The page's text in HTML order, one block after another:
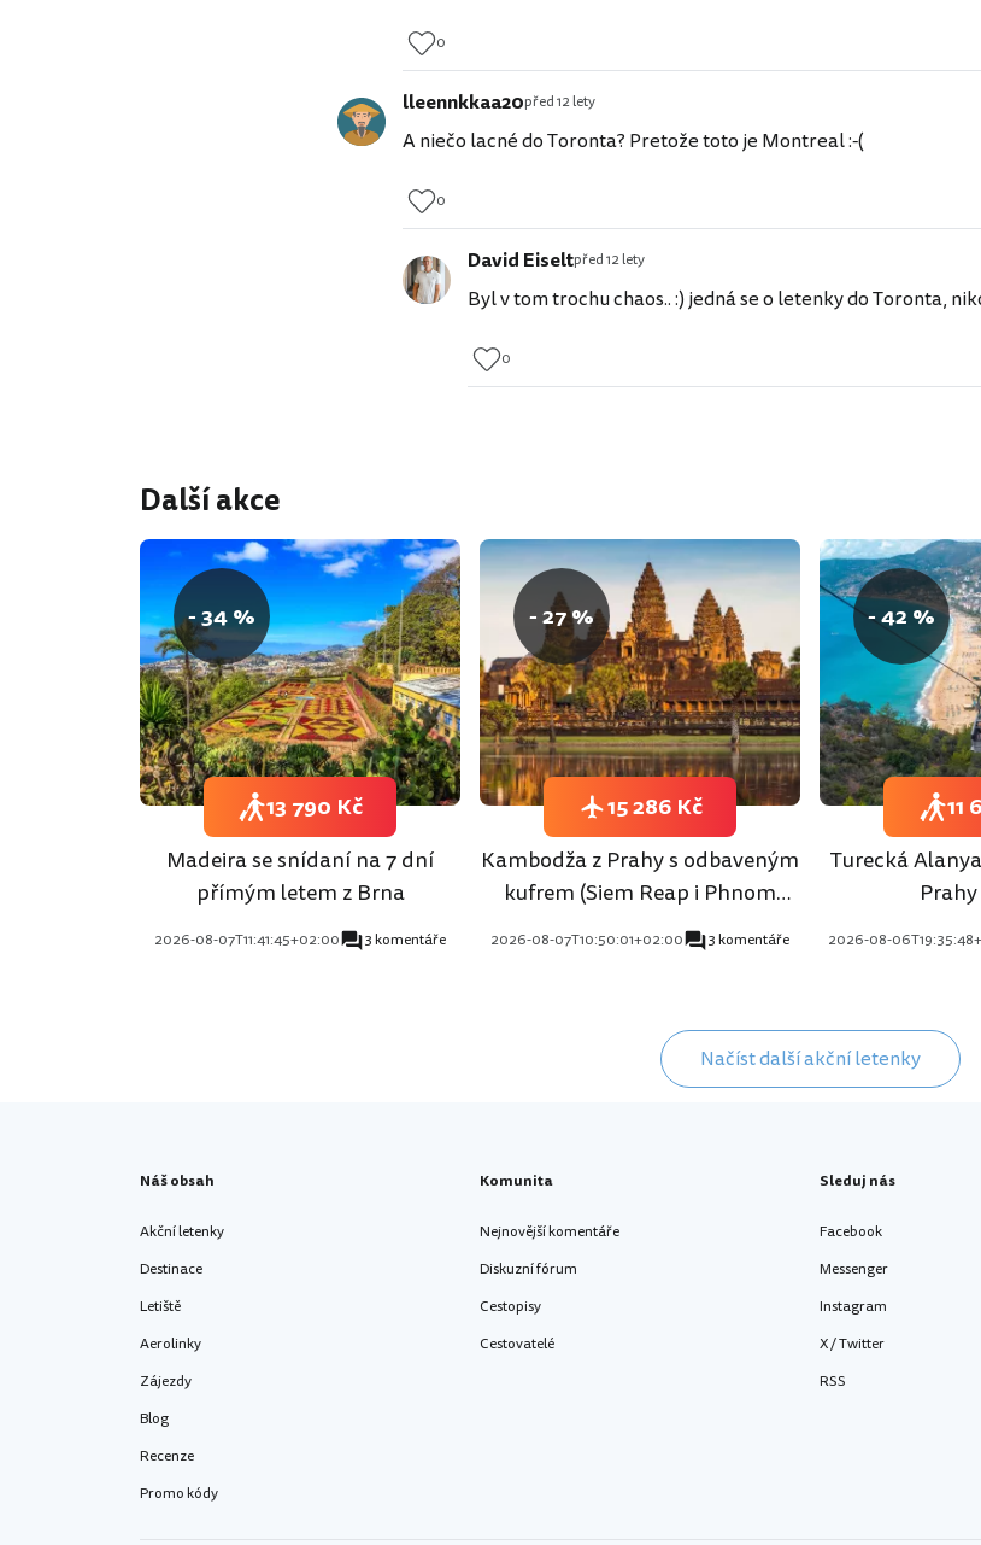
0
lleennkkaa20před 12 lety
A niečo lacné do Toronta? Pretože toto je Montreal :-(
0
David Eiseltpřed 12 lety
Byl v tom trochu chaos.. :) jedná se o letenky do Toronta,
0
Další akce
- 34 %
Madeira se snídaní na 7 dní
přímým letem z Brna
2026-08-07T11:41:45+02:00 3 komentáře
13 790 Kč
- 27 %
Kambodža z Prahy s odbaveným
kufrem (Siem Reap i Phnom
2026-08-07T10:50:01+02:00 3 komentáře
15 286 Kč
- 42 %
Turecká
2026-08-
11
Načíst další akční letenky
Náš obsah
Akční letenky
Destinace
Letiště
Aerolinky
Zájezdy
Blog
Recenze
Promo kódy
Komunita
Nejnovější komentáře
Diskuzní fórum
Cestopisy
Cestovatelé
Sleduj nás
Facebook
Messenger
Instagram
X / Twitter
RSS